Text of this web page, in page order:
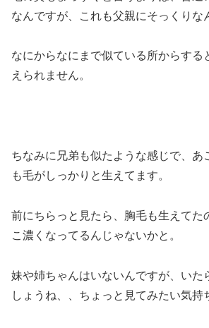
なんですが、これも父親にそっくりな
なにからなにまで似ている所からする
えられません。
ちなみに兄弟も似たような感じで、あ
も毛がしっかりと生えてます。
前にちらっと見たら、胸毛も生えてた
こ濃くなってるんじゃないかと。
妹や姉ちゃんはいないんですが、いた
しょうね、、ちょっと見てみたい気持